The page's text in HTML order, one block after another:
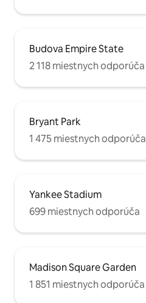
Budova Empire State
2 118 miestnych odporúča
Bryant Park
1 475 miestnych odporúča
Yankee Stadium
699 miestnych odporúča
Madison Square Garden
1 851 miestnych odporúča